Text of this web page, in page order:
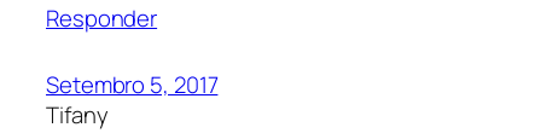
Responder
Setembro 5, 2017
Tifany